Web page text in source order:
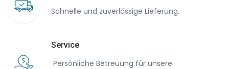
Schnelle und zuverlässige Lieferung.
Service
Persönliche Betreuung für unsere